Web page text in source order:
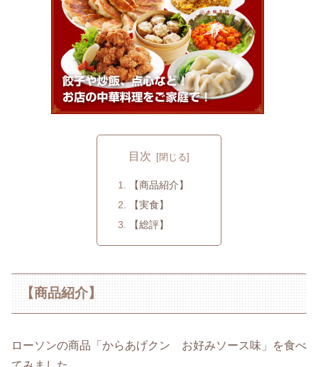
目次
【商品紹介】
【実食】
【総評】
【商品紹介】
ローソンの商品「からあげクン お好みソース味」を食べ